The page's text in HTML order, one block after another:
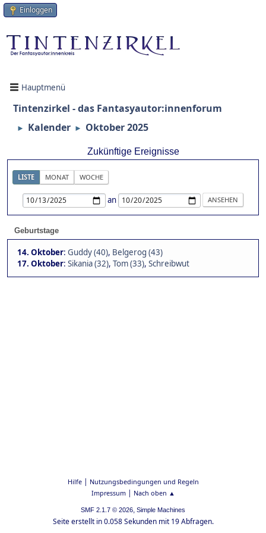
Einloggen
Hauptmenü
Tintenzirkel - das Fantasyautor:innenforum
► Kalender ► Oktober 2025
Zukünftige Ereignisse
LISTE MONAT WOCHE
an
Geburtstage
14. Oktober: Guddy (40), Belgerog (43)
17. Oktober: Sikania (32), Tom (33), Schreibwut
Hilfe| Nutzungsbedingungen und Regeln
Impressum| Nach oben ▲
SMF 2.1.7 © 2026, Simple Machines
Seite erstellt in 0.058 Sekunden mit 19 Abfragen.